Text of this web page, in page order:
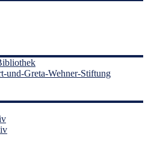
und-Greta-Wehner-Stiftung